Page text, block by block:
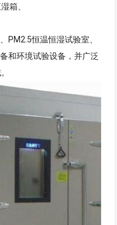
箱、
PM2.5恒温恒湿试验室、
和环境试验设备，并广泛